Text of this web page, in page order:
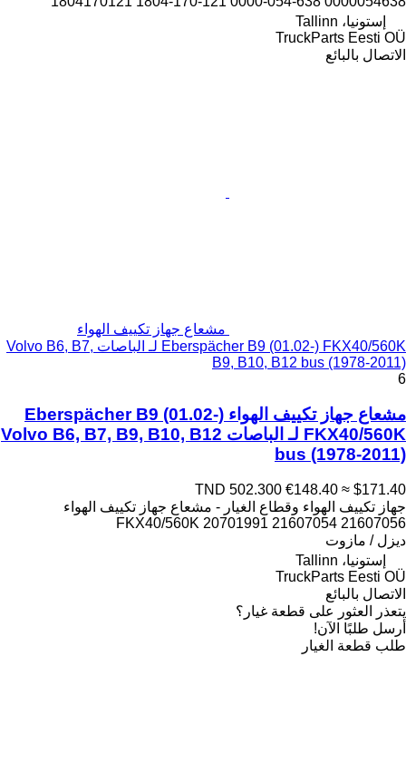
إستونيا، Tallinn
TruckParts Eesti OÜ
الاتصال بالبائع
مشعاع جهاز تكييف الهواء
Eberspächer B9 (01.02-) FKX40/560K لـ الباصات Volvo B6, B7,
B9, B10, B12 bus (1978-2011)
6
مشعاع جهاز تكييف الهواء Eberspächer B9 (01.02-)
FKX40/560K لـ الباصات Volvo B6, B7, B9, B10, B12
bus (1978-2011)
TND 502.300 €148.40 ≈ $171.40
جهاز تكييف الهواء وقطاع الغيار - مشعاع جهاز تكييف الهواء
FKX40/560K 20701991 21607054 21607056
ديزل / مازوت
إستونيا، Tallinn
TruckParts Eesti OÜ
الاتصال بالبائع
يتعذر العثور على قطعة غيار؟
أرسل طلبًا الآن!
طلب قطعة الغيار